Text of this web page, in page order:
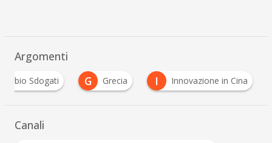
Argomenti
Fabio Sdogati G Grecia I Innovazione in Cina
Canali